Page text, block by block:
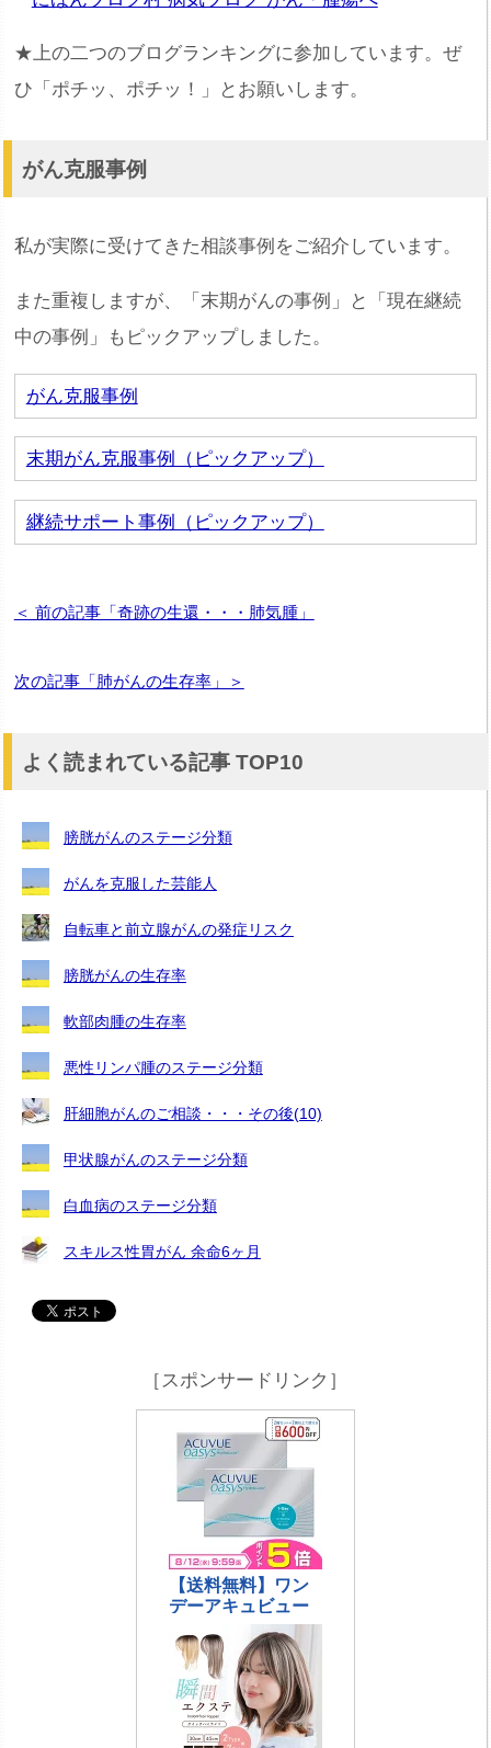
★上の二つのブログランキングに参加しています。ぜ
ひ「ポチッ、ポチッ！」とお願いします。
がん克服事例
私が実際に受けてきた相談事例をご紹介しています。
また重複しますが、「末期がんの事例」と「現在継続
中の事例」もピックアップしました。
がん克服事例
末期がん克服事例（ピックアップ）
継続サポート事例（ピックアップ）
＜ 前の記事「奇跡の生還・・・肺気腫」
次の記事「肺がんの生存率」＞
よく読まれている記事 TOP10
膀胱がんのステージ分類
がんを克服した芸能人
自転車と前立腺がんの発症リスク
膀胱がんの生存率
軟部肉腫の生存率
悪性リンパ腫のステージ分類
肝細胞がんのご相談・・・その後(10)
甲状腺がんのステージ分類
白血病のステージ分類
スキルス性胃がん 余命6ヶ月
［スポンサードリンク］